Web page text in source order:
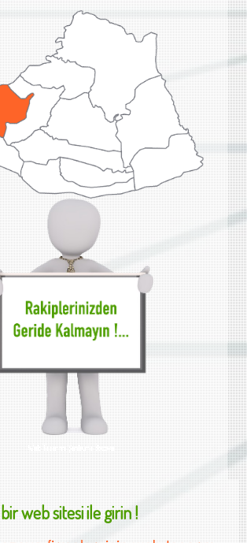
Web Tasarımı Şanlıurfa Bozova
web sitesi ile girin !